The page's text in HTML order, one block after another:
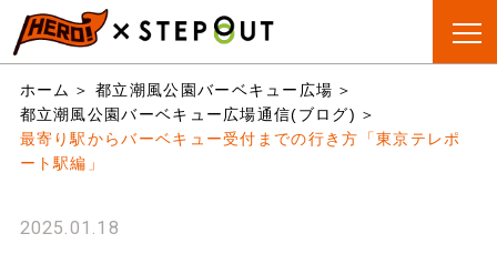
BBQ会場
検索
手ぶらBBQ
とは?
BBQ&CAMP
ちリスト
ホーム
都立潮風公園バーベキュー広場
都立潮風公園バーベキュー広場通信(ブログ)
最寄り駅からバーベキュー受付までの行き方「東京テレポ
ート駅編」
2025.01.18